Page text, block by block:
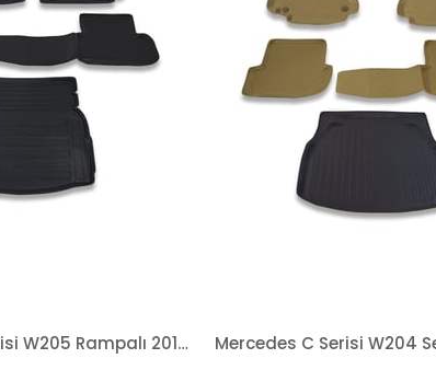
Mercedes C Serisi W205 Rampalı 2014 Ve Sonrası Paspas ve Bagaj Havuzu Seti